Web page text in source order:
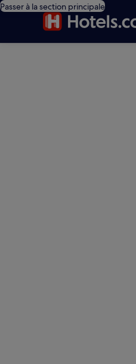
Passer à la section principale